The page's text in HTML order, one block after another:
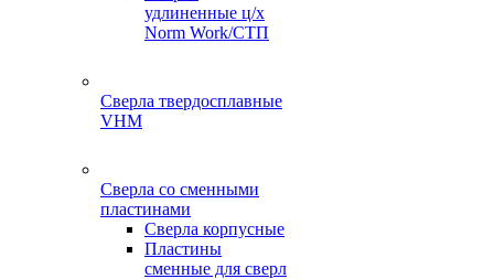
удлиненные ц/х
Norm Work/СТП
Сверла твердосплавные
VHM
Сверла со сменными
пластинами
Сверла корпусные
Пластины
сменные для сверл